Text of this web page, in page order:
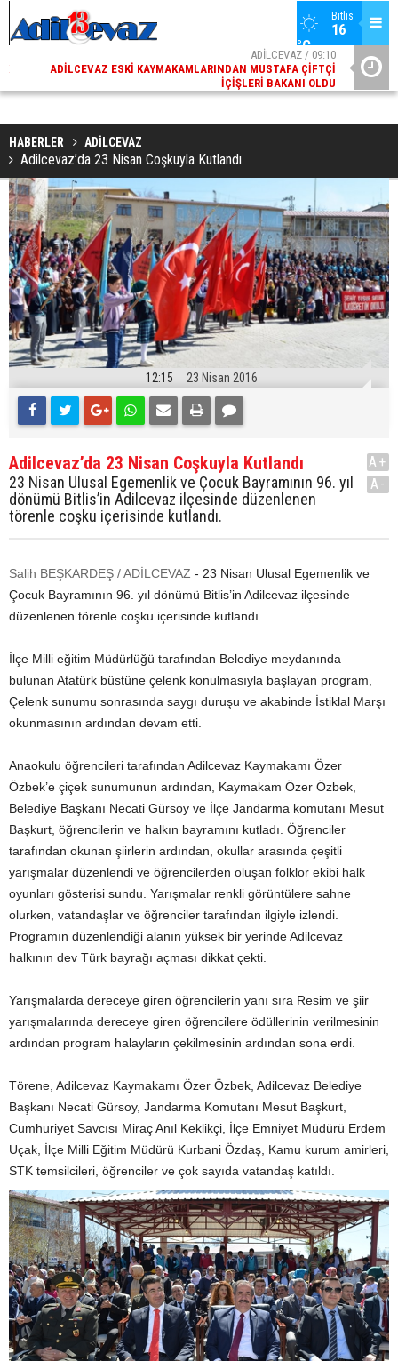
Bitlis
16
°C
ADİLCEVAZ / 09:10
ADILCEVAZ ESKI KAYMAKAMLARINDAN MUSTAFA ÇIFTÇI
İÇIŞLERI BAKANI OLDU
HABERLER ADİLCEVAZ
Adilcevaz’da 23 Nisan Coşkuyla Kutlandı
12:15 23 Nisan 2016
Adilcevaz’da 23 Nisan Coşkuyla Kutlandı
23 Nisan Ulusal Egemenlik ve Çocuk Bayramının 96. yıl
dönümü Bitlis’in Adilcevaz ilçesinde düzenlenen
törenle coşku içerisinde kutlandı.
A+
A-
Salih BEŞKARDEŞ / ADİLCEVAZ - 23 Nisan Ulusal Egemenlik ve
Çocuk Bayramının 96. yıl dönümü Bitlis’in Adilcevaz ilçesinde
düzenlenen törenle coşku içerisinde kutlandı.
İlçe Milli eğitim Müdürlüğü tarafından Belediye meydanında
bulunan Atatürk büstüne çelenk konulmasıyla başlayan program,
Çelenk sunumu sonrasında saygı duruşu ve akabinde İstiklal Marşı
okunmasının ardından devam etti.
Anaokulu öğrencileri tarafından Adilcevaz Kaymakamı Özer
Özbek’e çiçek sunumunun ardından, Kaymakam Özer Özbek,
Belediye Başkanı Necati Gürsoy ve İlçe Jandarma komutanı Mesut
Başkurt, öğrencilerin ve halkın bayramını kutladı. Öğrenciler
tarafından okunan şiirlerin ardından, okullar arasında çeşitli
yarışmalar düzenlendi ve öğrencilerden oluşan folklor ekibi halk
oyunları gösterisi sundu. Yarışmalar renkli görüntülere sahne
olurken, vatandaşlar ve öğrenciler tarafından ilgiyle izlendi.
Programın düzenlendiği alanın yüksek bir yerinde Adilcevaz
halkının dev Türk bayrağı açması dikkat çekti.
Yarışmalarda dereceye giren öğrencilerin yanı sıra Resim ve şiir
yarışmalarında dereceye giren öğrencilere ödüllerinin verilmesinin
ardından program halayların çekilmesinin ardından sona erdi.
Törene, Adilcevaz Kaymakamı Özer Özbek, Adilcevaz Belediye
Başkanı Necati Gürsoy, Jandarma Komutanı Mesut Başkurt,
Cumhuriyet Savcısı Miraç Anıl Keklikçi, İlçe Emniyet Müdürü Erdem
Uçak, İlçe Milli Eğitim Müdürü Kurbani Özdaş, Kamu kurum amirleri,
STK temsilcileri, öğrenciler ve çok sayıda vatandaş katıldı.